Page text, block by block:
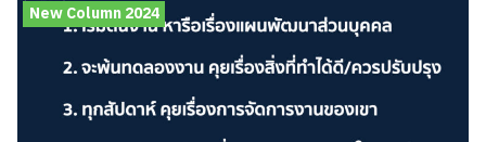
New Column 2024